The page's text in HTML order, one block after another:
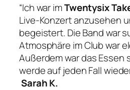
“Ich war imTwentysix
Live-Konzert anzusehen
begeistert. Die Band war
Atmosphäre im Club war
Außerdem war das Essen
werde auf jeden Fall
Sarah K.